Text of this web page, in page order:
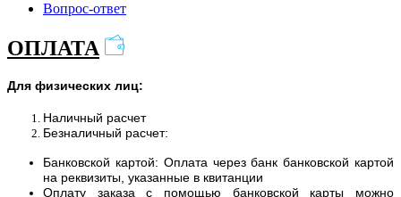
Вопрос-ответ
ОПЛАТА
Для физических лиц:
Наличный расчет
Безналичный расчет:
Банковской картой: Оплата через банк банковской картой
на реквизиты, указанные в квитанции
Оплату заказа с помощью банковской карты можно